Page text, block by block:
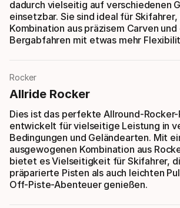
dadurch vielseitig auf verschiedenen
einsetzbar. Sie sind ideal für Skifahrer,
Kombination aus präzisem Carven
Bergabfahren mit etwas mehr
Rocker
Allride Rocker
Dies ist das perfekte Allround-
entwickelt für vielseitige Leistung in
Bedingungen und Geländearten. Mit
ausgewogenen Kombination aus
bietet es Vielseitigkeit für Skifahrer,
präparierte Pisten als auch leichten
Off-Piste-Abenteuer genießen.